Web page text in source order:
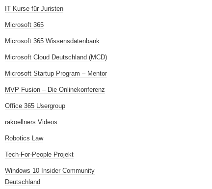
IT Kurse für Juristen
Microsoft 365
Microsoft 365 Wissensdatenbank
Microsoft Cloud Deutschland (MCD)
Microsoft Startup Program – Mentor
MVP Fusion – Die Onlinekonferenz
Office 365 Usergroup
rakoellners Videos
Robotics Law
Tech-For-People Projekt
Windows 10 Insider Community
Deutschland